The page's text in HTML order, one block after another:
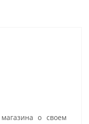
о своем